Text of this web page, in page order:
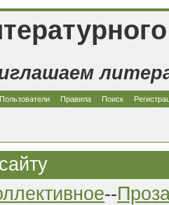
Пользователи Правила Поиск
--